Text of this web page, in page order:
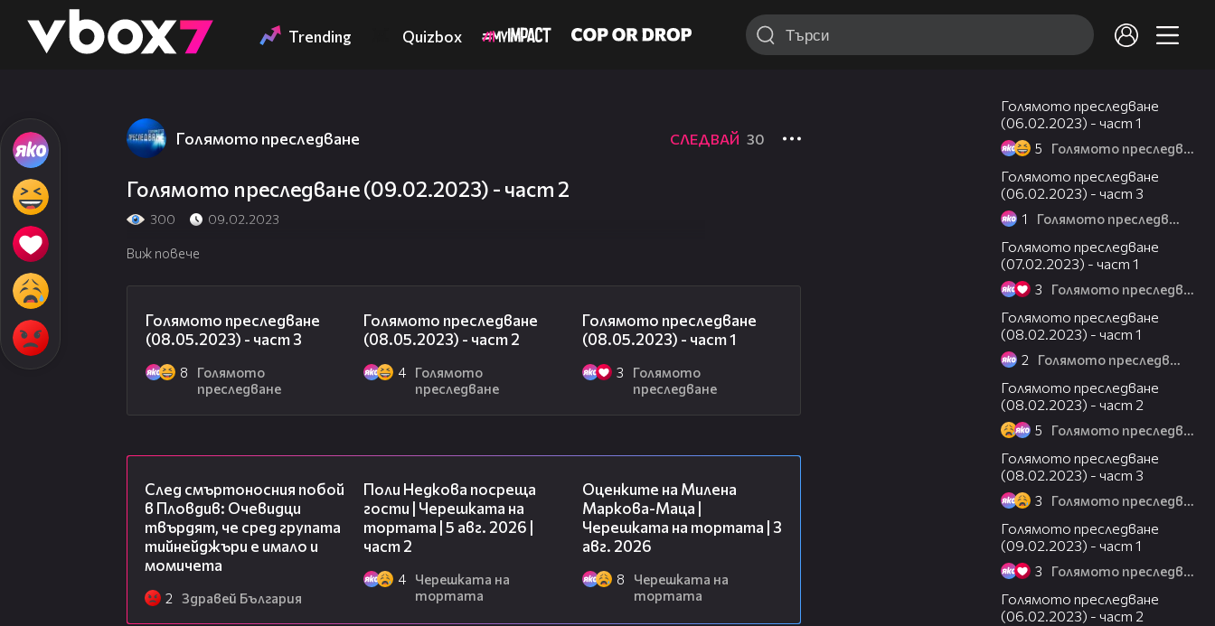
👾 Trending Quizbox
Голямото преследване СЛЕДВАЙ 30
Голямото преследване (09.02.2023) - част 2
300 09.02.2023
Виж повече
Голямото преследване
(08.05.2023) - част 3
8
Голямото
преследване
Голямото преследване
(08.05.2023) - част 2
4
Голямото
преследване
Голямото преследване
(08.05.2023) - част 1
3
Голямото
преследване
След смъртоносния побой
в Пловдив: Очевидци
твърдят, че сред групата
тийнейджъри е имало и
момичета
2 Здравей България
Поли Недкова посреща
гости | Черешката на
тортата | 5 авг. 2026 |
част 2
4
Черешката на
тортата
Оценките на Милена
Маркова-Маца |
Черешката на тортата | 3
авг. 2026
8
Черешката на
тортата
Голямото преследване
(06.02.2023) - част 1
5 Голямото преследване
Голямото преследване
(06.02.2023) - част 3
1 Голямото преследване
Голямото преследване
(07.02.2023) - част 1
3 Голямото преследване
Голямото преследване
(08.02.2023) - част 1
2 Голямото преследване
Голямото преследване
(08.02.2023) - част 2
5 Голямото преследване
Голямото преследване
(08.02.2023) - част 3
3 Голямото преследване
Голямото преследване
(09.02.2023) - част 1
3 Голямото преследване
Голямото преследване
(06.02.2023) - част 2